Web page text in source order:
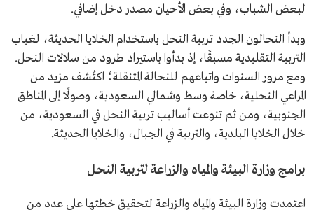
لبعض الشباب، وفي بعض الأحيان مصدر دخل إضافي.
وبدأ النحالون الجدد تربية النحل باستخدام الخلايا الحديثة، لغياب
التربية التقليدية مسبقًا، إذ بدأوا باستيراد طرود من سلالات النحل.
ومع مرور السنوات واتباعهم للنحالة المتنقلة؛ اكتُشف مزيد من
المراعي النحلية، خاصة وسط وشمالي السعودية، وصولًا إلى المناطق
الجنوبية، ومن ثم تنوعت أساليب تربية النحل في السعودية، من
خلال الخلايا البلدية، والتربية في الجبال، والخلايا الحديثة.
برامج وزارة البيئة والمياه والزراعة لتربية النحل
اعتمدت وزارة البيئة والمياه والزراعة لتحقيق خطتها على عدد من